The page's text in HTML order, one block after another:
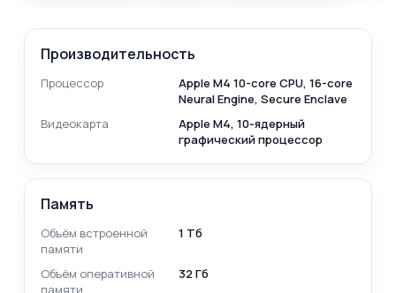
Производительность
Процессор
Apple M4 10-core CPU, 16-core
Neural Engine, Secure Enclave
Видеокарта
Apple M4, 10‑ядерный
графический процессор
Память
Объём встроенной
памяти
1 Тб
Объём оперативной
памяти
32 Гб